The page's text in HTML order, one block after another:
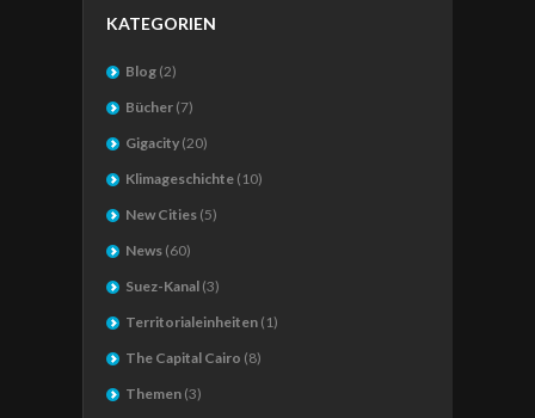
KATEGORIEN
Blog (2)
Bücher (7)
Gigacity (20)
Klimageschichte (10)
New Cities (5)
News (60)
Suez-Kanal (3)
Territorialeinheiten (1)
The Capital Cairo (8)
Themen (3)